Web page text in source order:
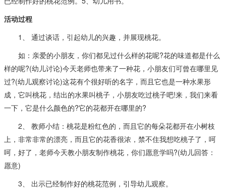
活动过程
1、 通过谈话，引起幼儿的兴趣，并展现桃花。
如：亲爱的小朋友，你们都见过什么样的花呢?花的味道都是什么
样的呢?(幼儿讨论)今天老师也带来了一种花，小朋友们可曾在哪里见
过?(幼儿观察讨论)这花有个很好听的名字，而且它也是一种水果形
成，它叫桃花，结出的水果叫桃子，小朋友吃过桃子吧!来，我们来看
一下，它是什么颜色的?它的花都开在哪里的?
2、 教师小结：桃花是粉红色的，而且它的每朵花都开在小树枝
上，非常非常的漂亮，而且它的花香很浓，禁不住我想吃桃子了，呵
呵，好了，老师今天教小朋友制作桃花，你们愿意学吗?(幼儿回答：
愿意)
3、 出示已经制作好的桃花范例，引导幼儿观察。